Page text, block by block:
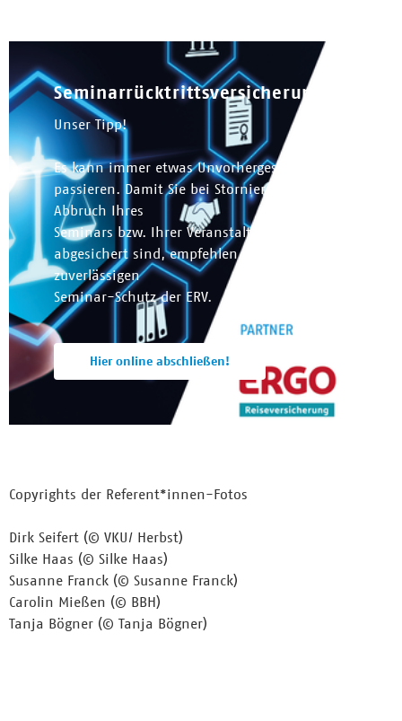
Seminarrücktrittsversicherung
Unser Tipp!
Es kann immer etwas Unvorhergesehenes
passieren. Damit Sie bei Stornierung oder
Abbruch Ihres
Seminars bzw. Ihrer Veranstaltung finanziell
abgesichert sind, empfehlen wir Ihnen den
zuverlässigen
Seminar-Schutz der ERV.
Hier online abschließen!
Copyrights der Referent*innen-Fotos
Dirk Seifert (© VKU/ Herbst)
Silke Haas (© Silke Haas)
Susanne Franck (© Susanne Franck)
Carolin Mießen (© BBH)
Tanja Bögner (© Tanja Bögner)